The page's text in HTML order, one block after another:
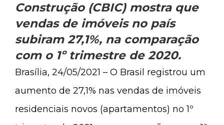
Construção (CBIC) mostra que
vendas de imóveis no país
subiram 27,1%, na comparação
com o 1º trimestre de 2020.
Brasília, 24/05/2021 – O Brasil registrou um
aumento de 27,1% nas vendas de imóveis
residenciais novos (apartamentos) no 1º